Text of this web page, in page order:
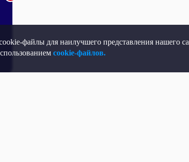
файлы для наилучшего представления нашего
cookie-файлов.